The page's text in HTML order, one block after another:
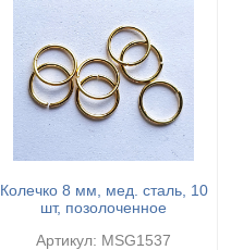
Колечко 8 мм, мед. сталь, 10
шт, позолоченное
Артикул: MSG1537